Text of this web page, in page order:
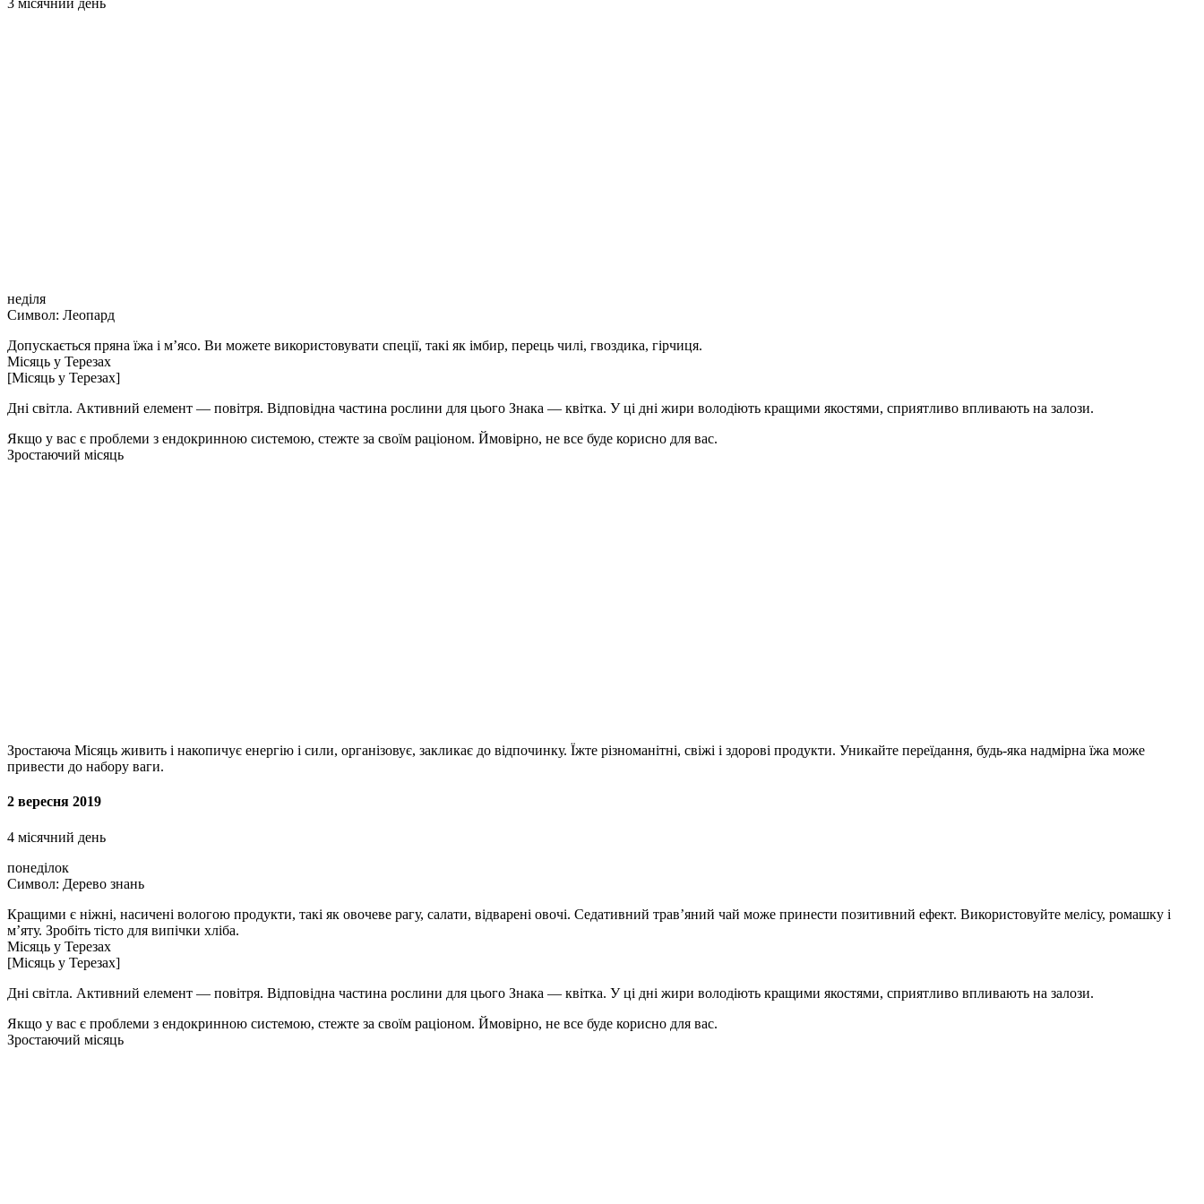
3 місячний день
неділя
Символ: Леопард
Допускається пряна їжа і м’ясо. Ви можете використовувати спеції, такі як імбир, перець чилі, гвоздика, гірчиця.
Місяць у Терезах
[Місяць у Терезах]
Дні світла. Активний елемент — повітря. Відповідна частина рослини для цього Знака — квітка. У ці дні жири володіють кращими якостями, сприятливо впливають на залози.
Якщо у вас є проблеми з ендокринною системою, стежте за своїм раціоном. Ймовірно, не все буде корисно для вас.
Зростаючий місяць
Зростаюча Місяць живить і накопичує енергію і сили, організовує, закликає до відпочинку. Їжте різноманітні, свіжі і здорові продукти. Уникайте переїдання, будь-яка надмірна їжа може
привести до набору ваги.
2 вересня 2019
4 місячний день
понеділок
Символ: Дерево знань
Кращими є ніжні, насичені вологою продукти, такі як овочеве рагу, салати, відварені овочі. Седативний трав’яний чай може принести позитивний ефект. Використовуйте мелісу, ромашку і
м’яту. Зробіть тісто для випічки хліба.
Місяць у Терезах
[Місяць у Терезах]
Дні світла. Активний елемент — повітря. Відповідна частина рослини для цього Знака — квітка. У ці дні жири володіють кращими якостями, сприятливо впливають на залози.
Якщо у вас є проблеми з ендокринною системою, стежте за своїм раціоном. Ймовірно, не все буде корисно для вас.
Зростаючий місяць